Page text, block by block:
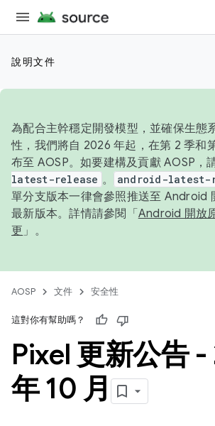
說明文件
為配合主幹穩定開發模型，並確保生態
性，我們將自 2026 年起，在第 2 季和
布至 AOSP。如要建構及貢獻 AOSP，
latest-release 。 android-latest-
單分支版本一律會參照推送至 Android
最新版本。詳情請參閱「 Android 開放
更 」。
AOSP 文件 安全性
這對你有幫助嗎？
Pixel 更新公告 -
年 10 月